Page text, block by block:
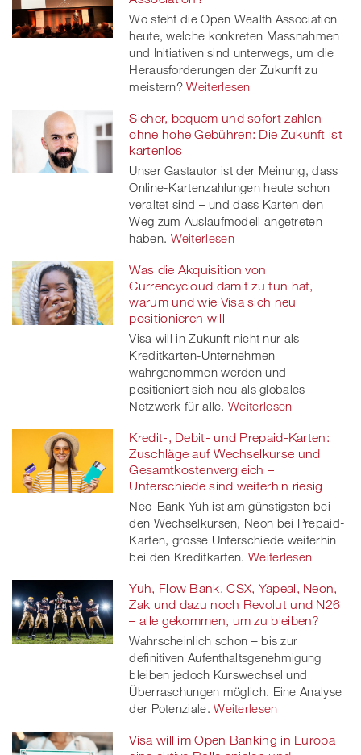
Wo steht die Open Wealth Association
heute, welche konkreten Massnahmen
und Initiativen sind unterwegs, um die
Herausforderungen der Zukunft zu
meistern? Weiterlesen
Sicher, bequem und sofort zahlen
ohne hohe Gebühren: Die Zukunft ist
kartenlos
Unser Gastautor ist der Meinung, dass
Online-Kartenzahlungen heute schon
veraltet sind – und dass Karten den
Weg zum Auslaufmodell angetreten
haben. Weiterlesen
Was die Akquisition von
Currencycloud damit zu tun hat,
warum und wie Visa sich neu
positionieren will
Visa will in Zukunft nicht nur als
Kreditkarten-Unternehmen
wahrgenommen werden und
positioniert sich neu als globales
Netzwerk für alle. Weiterlesen
Kredit-, Debit- und Prepaid-Karten:
Zuschläge auf Wechselkurse und
Gesamtkostenvergleich –
Unterschiede sind weiterhin riesig
Neo-Bank Yuh ist am günstigsten bei
den Wechselkursen, Neon bei Prepaid-
Karten, grosse Unterschiede weiterhin
bei den Kreditkarten. Weiterlesen
Yuh, Flow Bank, CSX, Yapeal, Neon,
Zak und dazu noch Revolut und N26
– alle gekommen, um zu bleiben?
Wahrscheinlich schon – bis zur
definitiven Aufenthaltsgenehmigung
bleiben jedoch Kurswechsel und
Überraschungen möglich. Eine Analyse
der Potenziale. Weiterlesen
Visa will im Open Banking in Europa